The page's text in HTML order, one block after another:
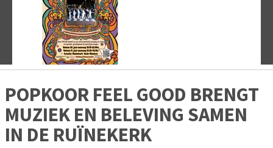
POPKOOR FEEL GOOD BRENGT
MUZIEK EN BELEVING SAMEN
IN DE RUÏNEKERK